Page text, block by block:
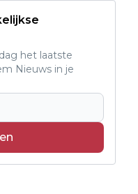
het laatste
Nieuws in je